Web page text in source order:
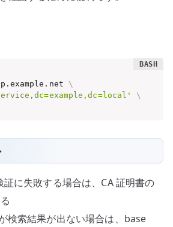
\
\
証に失敗する場合は、CA 証明書の
検索結果が出ない場合は、base